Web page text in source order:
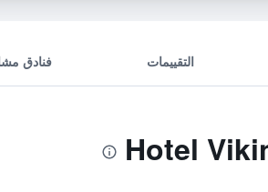
التقييمات فنادق